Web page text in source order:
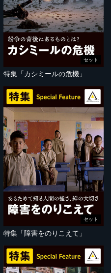
セット
特集「カシミールの危機」
セット
特集「障害をのりこえて」